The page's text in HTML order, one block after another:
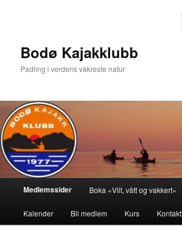
Bodø Kajakklubb
Padling i verdens vakreste natur
HovedmenyMedlemssider Boka «Vilt, vått og vakkert»
Kalender Bli medlem Kurs Kontakt